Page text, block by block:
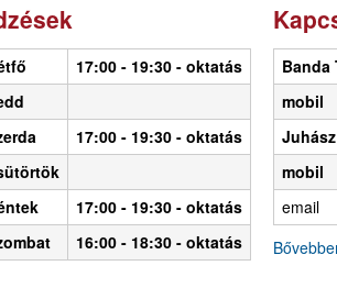
17:00 - 19:30 - oktatás
17:00 - 19:30 - oktatás
17:00 - 19:30 - oktatás
16:00 - 18:30 - oktatás
Banda
mobil
mobil
email